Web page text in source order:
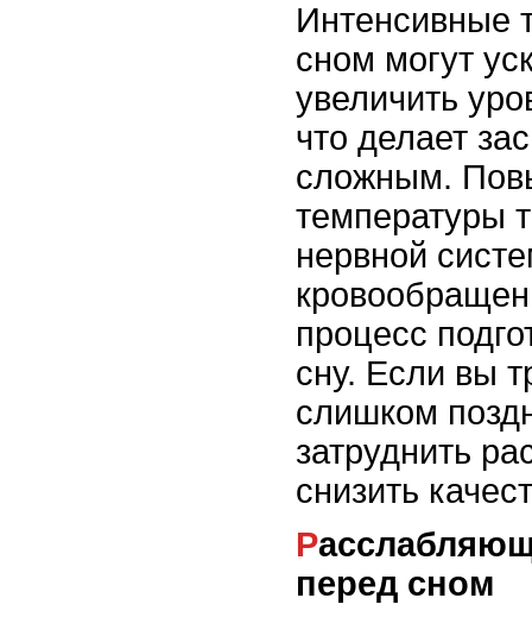
Интенсивные
сном могут
увеличить
что делает
сложным.
температуры
нервной
процесс
сну. Если вы
слишком
затруднить
снизить
Расслабляющие упражнения
перед сном